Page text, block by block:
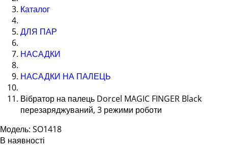
Каталог
ДЛЯ ПАР
НАСАДКИ
НАСАДКИ НА ПАЛЕЦЬ
Вібратор на палець Dorcel MAGIC FINGER Black
перезаряджуваний, 3 режими роботи
Модель: SO1418
В наявності